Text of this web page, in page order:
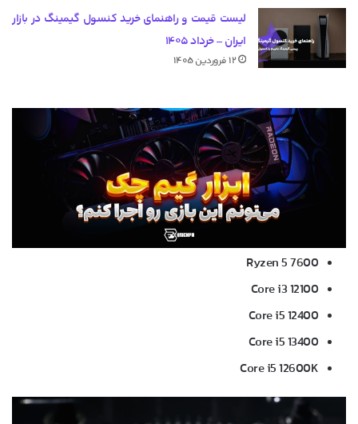
لیست قیمت و راهنمای خرید کنسول گیمینگ در بازار
ایران – خرداد ۱۴۰۵
۱۲ فروردین ۱۴۰۵
Ryzen 5 7600
Core i3 12100
Core i5 12400
Core i5 13400
Core i5 12600K